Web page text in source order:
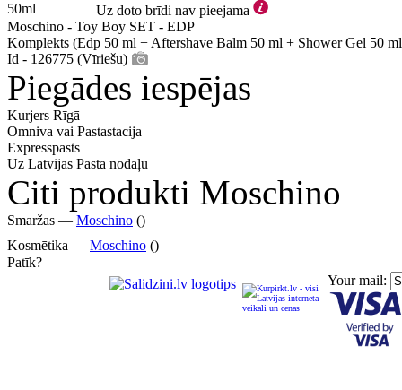
50ml
Uz doto brīdi nav pieejama
Moschino - Toy Boy SET - EDP
Komplekts (Edp 50 ml + Aftershave Balm 50 ml + Shower Gel 50
Id - 126775 (Vīriešu)
Piegādes iespējas
Kurjers Rīgā
Omniva vai Pastastacija
Expresspasts
Uz Latvijas Pasta nodaļu
Citi produkti Moschino
Smaržas — Moschino ()
Kosmētika — Moschino ()
Patīk? —
Your mail: